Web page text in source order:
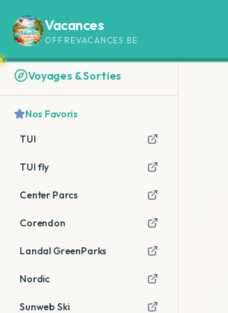
Vacances
OFFREVACANCES.BE
Voyages & Sorties
Nos Favoris
TUI
TUI fly
Center Parcs
Corendon
Landal GreenParks
Nordic
Sunweb Ski